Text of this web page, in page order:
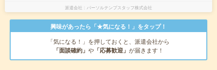
派遣会社 パーソルテンプスタッフ株式会社
興味があったら「★気になる！」をタップ！
「気になる！」を押しておくと、派遣会社から
「面談確約」 や 「応募歓迎」 が届きます！